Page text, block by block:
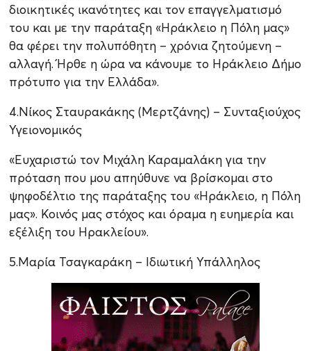
διοικητικές ικανότητες και τον επαγγελματισμό
του και με την παράταξη «Ηράκλειο η Πόλη μας»
θα φέρει την πολυπόθητη – χρόνια ζητούμενη –
αλλαγή. Ήρθε η ώρα να κάνουμε το Ηράκλειο Δήμο
πρότυπο για την Ελλάδα».
4.Νίκος Σταυρακάκης (Μερτζάνης) – Συνταξιούχος
Υγειονομικός
«Ευχαριστώ τον Μιχάλη Καραμαλάκη για την
πρόταση που μου απηύθυνε να βρίσκομαι στο
ψηφοδέλτιο της παράταξης του «Ηράκλειο, η Πόλη
μας». Κοινός μας στόχος και όραμα η ευημερία και
εξέλιξη του Ηρακλείου».
5.Mαρία Τσαγκαράκη – Ιδιωτική Υπάλληλος